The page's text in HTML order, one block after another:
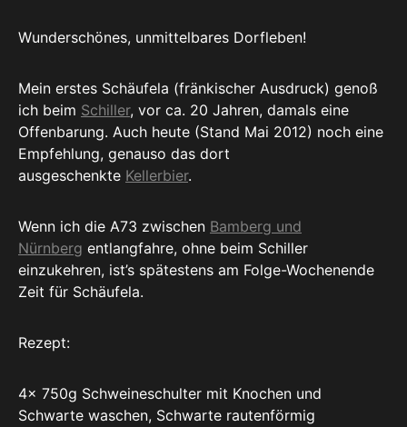
Wunderschönes, unmittelbares Dorfleben!
Mein erstes Schäufela (fränkischer Ausdruck) genoß
ich beim Schiller, vor ca. 20 Jahren, damals eine
Offenbarung. Auch heute (Stand Mai 2012) noch eine
Empfehlung, genauso das dort
ausgeschenkte Kellerbier.
Wenn ich die A73 zwischen Bamberg und
Nürnberg entlangfahre, ohne beim Schiller
einzukehren, ist’s spätestens am Folge-Wochenende
Zeit für Schäufela.
Rezept:
4x 750g Schweineschulter mit Knochen und
Schwarte waschen, Schwarte rautenförmig